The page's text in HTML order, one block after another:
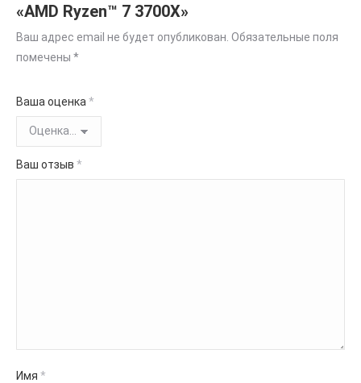
«AMD Ryzen™ 7 3700X»
Ваш адрес email не будет опубликован. Обязательные поля
помечены *
Ваша оценка *
Ваш отзыв *
Имя *